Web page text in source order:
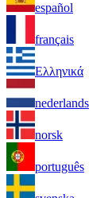
español
français
Ελληνικά
nederlands
norsk
português